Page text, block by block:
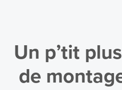
Un p’tit
de